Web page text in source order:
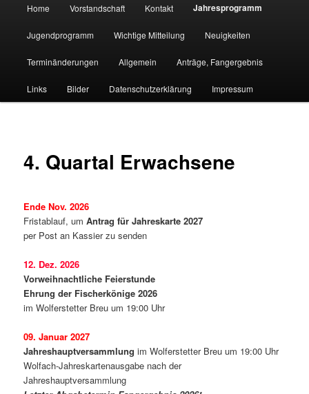
Home Vorstandschaft Kontakt Jahresprogramm
Jugendprogramm Wichtige Mitteilung Neuigkeiten
Terminänderungen Allgemein Anträge, Fangergebnis
Links Bilder Datenschutzerklärung Impressum
4. Quartal Erwachsene
Ende Nov. 2026
Fristablauf, umAntrag für Jahreskarte 2027
per Post an Kassier zu senden
12. Dez. 2026
Vorweihnachtliche Feierstunde
Ehrung der Fischerkönige 2026
im Wolferstetter Breu um 19:00 Uhr
09. Januar 2027
Jahreshauptversammlungim Wolferstetter Breu um 19:00 Uhr
Wolfach-Jahreskartenausgabe nach der
Jahreshauptversammlung